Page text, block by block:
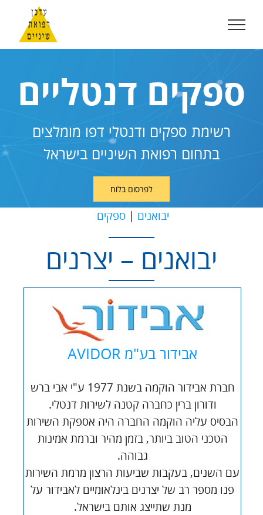
לתוכן
ספקים דנטליים
רשימת ספקים ודנטלי דפו מומלצים
בתחום רפואת השיניים בישראל
לפרסום בלוח
יבואנים | ספקים
יבואנים – יצרנים
אבידור בע"מ AVIDOR
חברת אבידור הוקמה בשנת 1977 ע"י אבי ברש
ודורון ברין כחברה קטנה לשירות דנטלי.
הבסיס עליה הוקמה החברה היה אספקת השירות
הטכני הטוב ביותר, בזמן מהיר וברמת אמינות
גבוהה.
עם השנים, בעקבות שביעות הרצון מרמת השירות
פנו מספר רב של יצרנים בינלאומיים לאבידור על
מנת שתייצג אותם בישראל.